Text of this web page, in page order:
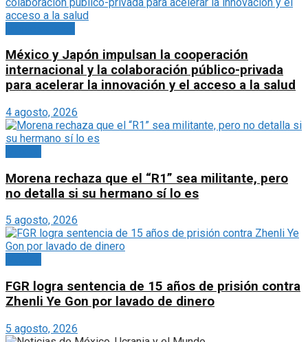
México y Japón impulsan la cooperación
internacional y la colaboración público-privada
para acelerar la innovación y el acceso a la salud
4 agosto, 2026
Morena rechaza que el “R1” sea militante, pero
no detalla si su hermano sí lo es
5 agosto, 2026
FGR logra sentencia de 15 años de prisión contra
Zhenli Ye Gon por lavado de dinero
5 agosto, 2026